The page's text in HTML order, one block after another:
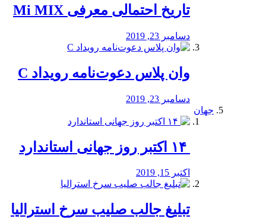
تاریخ احتمالی معرفی Mi MIX
دسامبر 23, 2019
وان پلاس دعوت‌نامه رویداد C
دسامبر 23, 2019
جهان
اکتبر 15, 2019
تبلیغ جالب صلیب سرخ استرالیا